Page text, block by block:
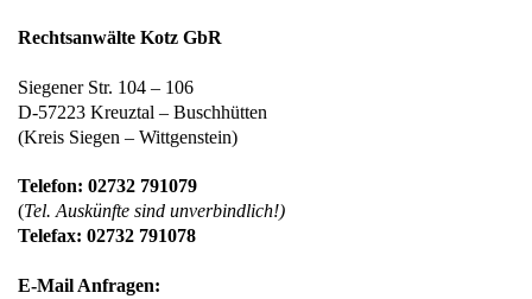
Rechtsanwälte Kotz GbR
Siegener Str. 104 – 106
D-57223 Kreuztal – Buschhütten
(Kreis Siegen – Wittgenstein)
Telefon: 02732 791079
(Tel. Auskünfte sind unverbindlich!)
Telefax: 02732 791078
E-Mail Anfragen: